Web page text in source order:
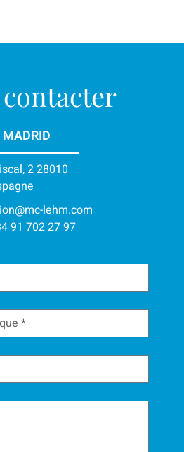
MADRID
2 28010
lehm.com
91 702 27 97